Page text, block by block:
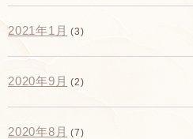
2021年1月 (3)
2020年9月 (2)
2020年8月 (7)